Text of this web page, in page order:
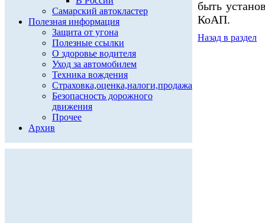
Самарский автокластер
Полезная информация
Защита от угона
Полезные ссылки
О здоровье водителя
Уход за автомобилем
Техника вождения
Страховка,оценка,налоги,продажа
Безопасность дорожного
движения
Прочее
Архив
быть
КоАП.
Назад в раздел